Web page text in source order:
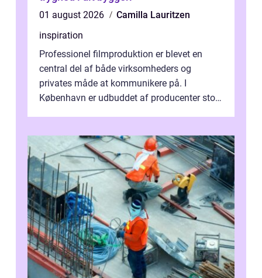
01 august 2026
Camilla Lauritzen
inspiration
Professionel filmproduktion er blevet en
central del af både virksomheders og
privates måde at kommunikere på. I
København er udbuddet af producenter stort,